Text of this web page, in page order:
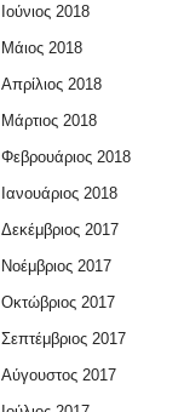
Ιούνιος 2018
Μάιος 2018
Απρίλιος 2018
Μάρτιος 2018
Φεβρουάριος 2018
Ιανουάριος 2018
Δεκέμβριος 2017
Νοέμβριος 2017
Οκτώβριος 2017
Σεπτέμβριος 2017
Αύγουστος 2017